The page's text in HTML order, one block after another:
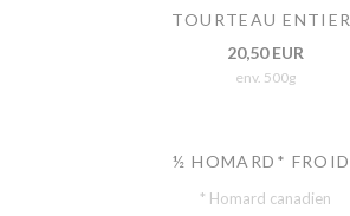
TOURTEAU ENTIER
20,50 EUR
env. 500g
½ HOMARD* FROID
* Homard canadien